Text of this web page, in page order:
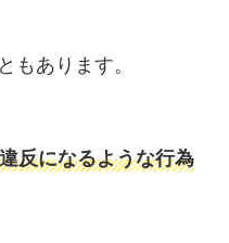
もあります。
反になるような行為